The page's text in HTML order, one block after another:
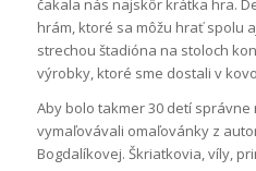
čakala nás najskôr krátka hra.
hrám, ktoré sa môžu hrať spolu
strechou štadióna na stoloch
výrobky, ktoré sme dostali v
Aby bolo takmer 30 detí
vymaľovávali omaľovánky z
Bogdalíkovej. Škriatkovia, víly,